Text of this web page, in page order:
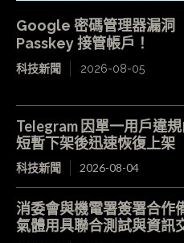
Google 密碼管理器漏洞
Passkey 接管帳戶！
科技新聞 2026-08-05
Telegram 因單一用戶違
短暫下架後迅速恢復上架
科技新聞 2026-08-04
消委會與機電署簽署合
氣體用具聯合測試與資訊